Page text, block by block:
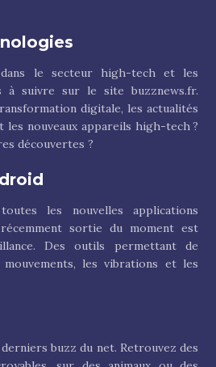
le secteur high-tech et les
à suivre sur le site buzznews.fr.
digitale, les actualités
les nouveaux appareils high-tech ?
découvertes ?
les nouvelles applications
récemment sortie du moment est
Des outils permettant de
les vibrations et les
buzz du net. Retrouvez des